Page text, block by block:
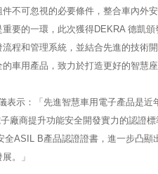
不可忽視的必要條件，整合車內外
要的一環，此次獲得DEKRA 德凱
程和管理系統，並結合先進的技術
車用產品，致力於打造更好的智慧
表示：「先進智慧車用電子產品是
廠商提升功能安全開發實力的認證
全ASIL B產品認證證書，進一步凸
。」